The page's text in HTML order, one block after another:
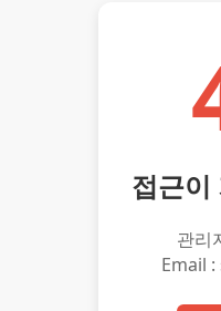
접근이
관리
Email